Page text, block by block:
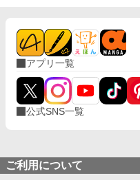
アプリ一覧
公式SNS一覧
ご利用について